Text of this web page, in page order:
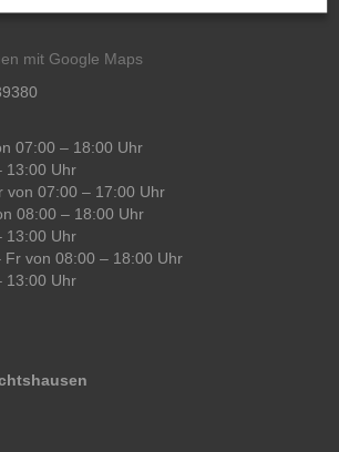
mit Google Maps
07:00 – 18:00 Uhr
13:00 Uhr
von 07:00 – 17:00 Uhr
08:00 – 18:00 Uhr
13:00 Uhr
Fr von 08:00 – 18:00 Uhr
13:00 Uhr